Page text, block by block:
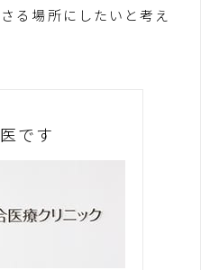
る場所にしたいと考え
です